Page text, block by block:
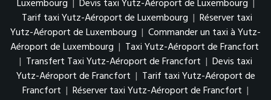
Luxembourg | Devis taxi Yutz-Aéroport de Luxembourg |
Tarif taxi Yutz-Aéroport de Luxembourg | Réserver taxi
Yutz-Aéroport de Luxembourg | Commander un taxi à Yutz-
Aéroport de Luxembourg | Taxi Yutz-Aéroport de Francfort
| Transfert Taxi Yutz-Aéroport de Francfort | Devis taxi
Yutz-Aéroport de Francfort | Tarif taxi Yutz-Aéroport de
Francfort | Réserver taxi Yutz-Aéroport de Francfort |